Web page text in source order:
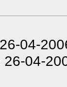
04-
26-04-